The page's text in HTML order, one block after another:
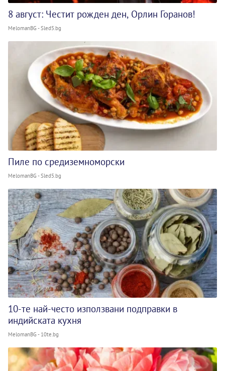
8 август: Честит рожден ден, Орлин Горанов!
MelomanBG - Sled5.bg
Пиле по средиземноморски
MelomanBG - Sled5.bg
10-те най-често използвани подправки в
индийската кухня
MelomanBG - 10te.bg